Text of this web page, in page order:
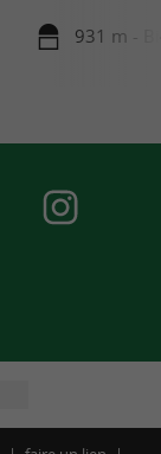
931 m -